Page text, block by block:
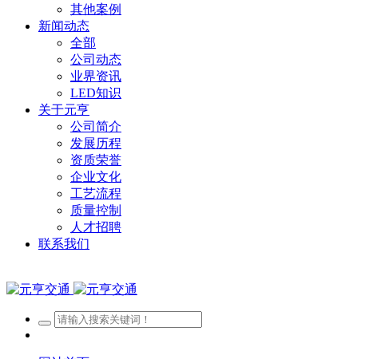
其他案例
新闻动态
全部
公司动态
业界资讯
LED知识
关于元亨
公司简介
发展历程
资质荣誉
企业文化
工艺流程
质量控制
人才招聘
联系我们